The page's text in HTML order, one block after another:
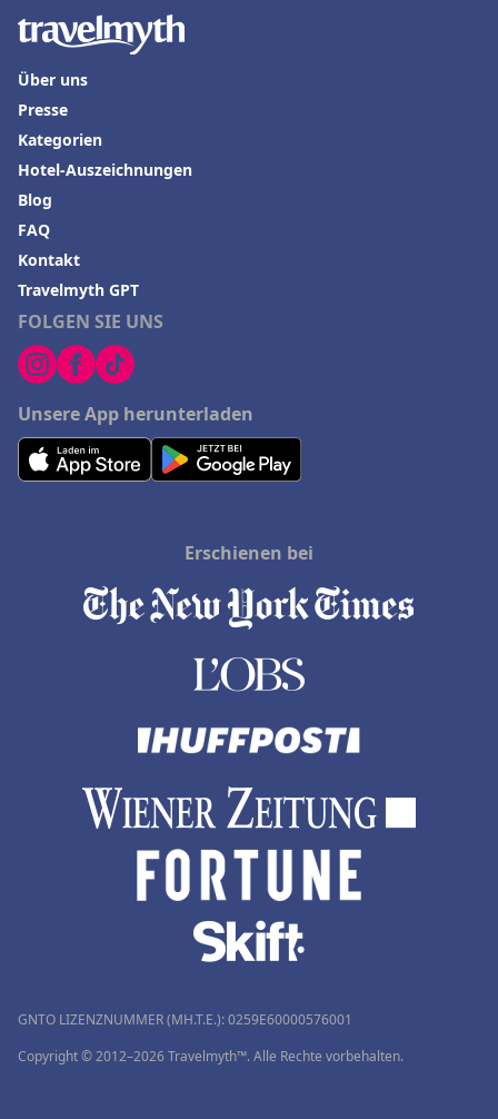
FOLGEN SIE UNS
Unsere App herunterladen
Über uns
Presse
Kategorien
Hotel-Auszeichnungen
Blog
FAQ
Kontakt
Travelmyth GPT
Erschienen bei
GNTO LIZENZNUMMER (MH.T.E.): 0259Ε60000576001
Copyright © 2012–2026 Travelmyth™. Alle Rechte vorbehalten.